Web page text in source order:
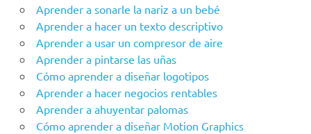
Aprender a sonarle la nariz a un bebé
Aprender a hacer un texto descriptivo
Aprender a usar un compresor de aire
Aprender a pintarse las uñas
Cómo aprender a diseñar logotipos
Aprender a hacer negocios rentables
Aprender a ahuyentar palomas
Cómo aprender a diseñar Motion Graphics